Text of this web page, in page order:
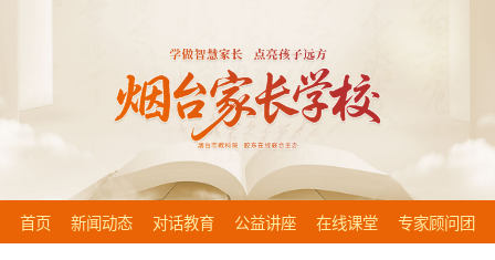
首页 新闻动态 对话教育 公益讲座 在线课堂 专家顾问团